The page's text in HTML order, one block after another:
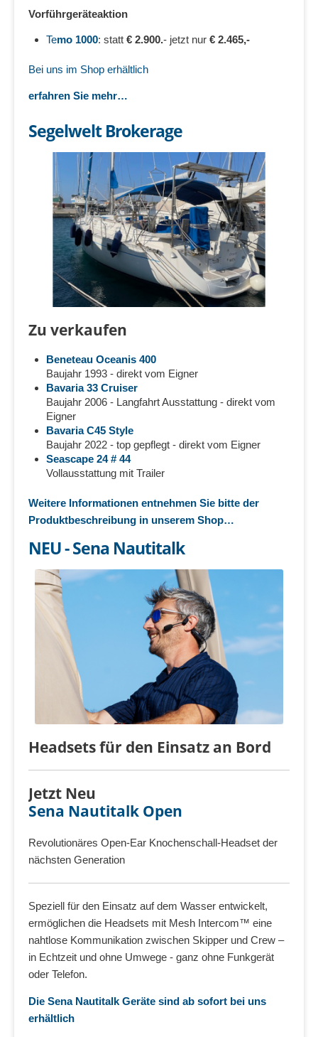
Vorführgeräteaktion
Temo 1000: statt € 2.900.- jetzt nur € 2.465,-
Bei uns im Shop erhältlich
erfahren Sie mehr…
Segelwelt Brokerage
Zu verkaufen
Beneteau Oceanis 400
Baujahr 1993 - direkt vom Eigner
Bavaria 33 Cruiser
Baujahr 2006 - Langfahrt Ausstattung - direkt vom
Eigner
Bavaria C45 Style
Baujahr 2022 - top gepflegt - direkt vom Eigner
Seascape 24 # 44
Vollausstattung mit Trailer
Weitere Informationen entnehmen Sie bitte der
Produktbeschreibung in unserem Shop…
NEU - Sena Nautitalk
Headsets für den Einsatz an Bord
Jetzt Neu
Sena Nautitalk Open
Revolutionäres Open-Ear Knochenschall-Headset der
nächsten Generation
Speziell für den Einsatz auf dem Wasser entwickelt,
ermöglichen die Headsets mit Mesh Intercom™ eine
nahtlose Kommunikation zwischen Skipper und Crew –
in Echtzeit und ohne Umwege - ganz ohne Funkgerät
oder Telefon.
Die Sena Nautitalk Geräte sind ab sofort bei uns
erhältlich